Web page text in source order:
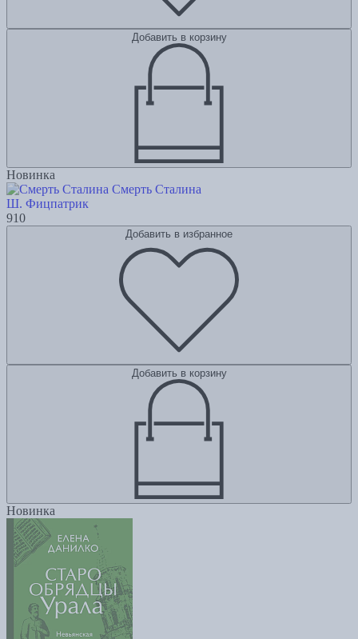
Добавить в корзину
Новинка
Смерть Сталина
Ш. Фицпатрик
910
Добавить в избранное
Добавить в корзину
Новинка